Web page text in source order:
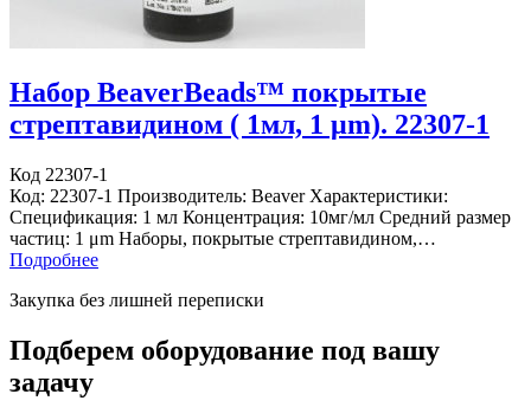
Набор BeaverBeads™ покрытые
стрептавидином ( 1мл, 1 μm). 22307-1
Код 22307-1
Код: 22307-1 Производитель: Beaver Характеристики:
Спецификация: 1 мл Концентрация: 10мг/мл Средний размер
частиц: 1 μm Наборы, покрытые стрептавидином,…
Подробнее
Закупка без лишней переписки
Подберем оборудование под вашу
задачу